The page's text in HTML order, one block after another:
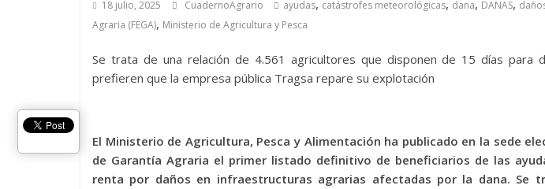
18 julio, 2025 CuadernoAgrario ayudas, catástrofes meteorológicas, dana, DANAS,
Agraria (FEGA), Ministerio de Agricultura y Pesca
Se trata de una relación de 4.561 agricultores que disponen de 15 días para
prefieren que la empresa pública Tragsa repare su explotación
El Ministerio de Agricultura, Pesca y Alimentación ha publicado en la sede
de Garantía Agraria el primer listado definitivo de beneficiarios de las
renta por daños en infraestructuras agrarias afectadas por la dana. Se